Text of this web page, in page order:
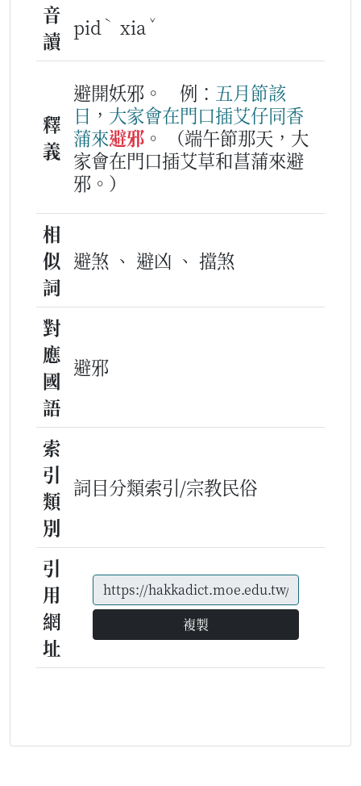
音
讀
pid ˋ xia ˇ
釋
義
避開妖邪。 例： 五月節該
日 ， 大家會在門口插艾仔同香
蒲來避邪 。
（端午節那天，大
家會在門口插艾草和菖蒲來避
邪。）
相
似
詞
避煞 、 避凶 、 擋煞
對
應
國
語
避邪
索
引
類
別
詞目分類索引/宗教民俗
引
用
網
址
複製